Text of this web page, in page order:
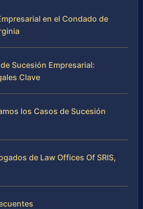
en el Condado de
Sucesión Empresarial:
Clave
los Casos de Sucesión
de Law Offices Of SRIS,